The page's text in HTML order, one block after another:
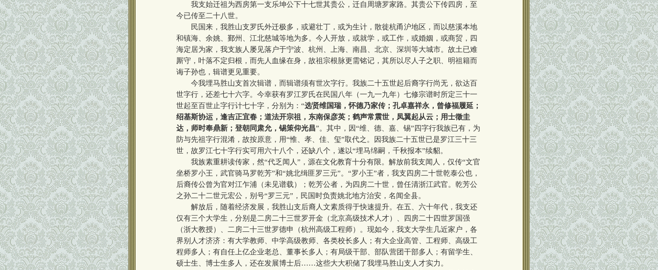
我支始迁祖为西房第一支乐坤公下十七世其贵公，迁自周塘罗家路。其贵公下传四房，至
今已传至二十八世。
民国来，我胜山支罗氏外迁极多，或避壮丁，或为生计，散徙杭甬沪地区，而以慈溪本地
和镇海、余姚、鄞州、江北慈城等地为多。今人开放，或就学，或工作，或婚姻，或商贸，四
海定居为家，我支族人屡见落户于宁波、杭州、上海、南昌、北京、深圳等大城市。故土已难
厮守，叶落不定归根，而先人血缘在身，故祖宗根脉更需铭记，其所以尽人子之职、明祖籍而
诲子孙也，辑谱更见重要。
今我埋马胜山支首次辑谱，而辑谱须有世次字行。我族二十五世起后裔字行尚无，欲达百
世字行，还差七十六字。今幸获有罗江罗氏在民国八年（一九一九年）七修宗谱时所定三十一
世起至百世止字行计七十字，分别为：“选贤维国瑞，怀德乃家传；孔卓嘉祥永，曾修福履延；
绍基斯协运，逢吉正宜春；道法开宗祖，东南保彦英；鹤声常震世，凤翼起从云；用士徵圭
达，师时奉鼎新；登朝同肃允，锡策仰光昌”。其中，因“维、德、嘉、锡”四字行我族已有，为
防与先祖字行混淆，故按原意，用“惟、孝、佳、玺”取代之。因我族二十五世已是罗江三十三
世，故罗江七十字行实可用六十八个，还缺八个，遂以“埋马绵嗣，千秋报本”续貂。
我族素重耕读传家，然“代乏闻人”，源在文化教育十分有限。解放前我支闻人，仅传“文官
坐桥罗小王，武官骑马罗乾芳”和“姚北缉匪罗三元”。“罗小王”者，我支四房二十世乾泰公也，
后裔传公曾为官对江乍浦（未见谱载）；乾芳公者，为四房二十世，曾任清浙江武官。乾芳公
之孙二十二世元宏公，别号“罗三元”，民国时负责姚北地方治安，名闻全县。
解放后，随着经济发展，我胜山支后裔人文素质得于快速提升。在五、六十年代，我支还
仅有三个大学生，分别是二房二十三世罗开金（北京高级技术人才）、四房二十四世罗国强
（浙大教授）、二房二十三世罗德申（杭州高级工程师）。现如今，我支大学生几近家户，各
界别人才济济：有大学教师、中学高级教师、各类校长多人；有大企业高管、工程师、高级工
程师多人；有自任上亿企业老总、董事长多人；有局级干部、部队营团干部多人；有留学生、
硕士生、博士生多人，还在发展博士后……这些大大积储了我埋马胜山支人才实力。